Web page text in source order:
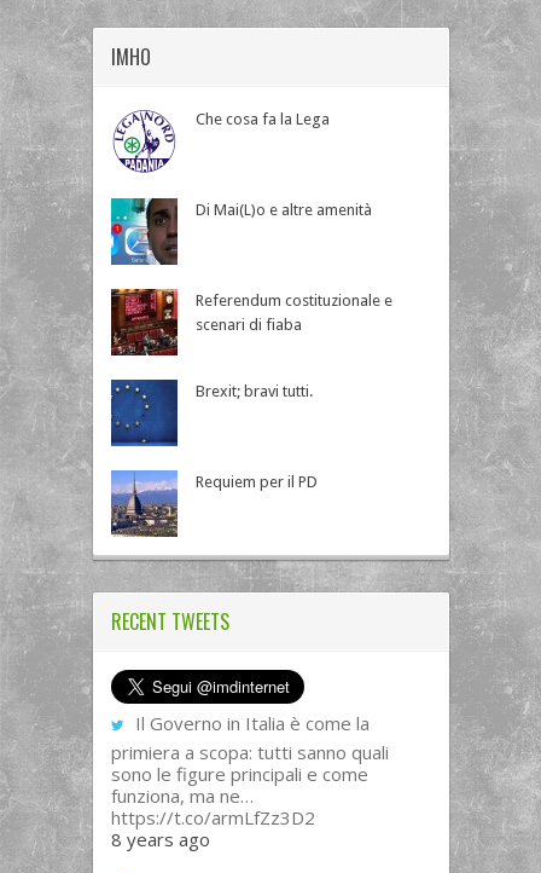
IMHO
Che cosa fa la Lega
Di Mai(L)o e altre amenità
Referendum costituzionale e
scenari di fiaba
Brexit; bravi tutti.
Requiem per il PD
RECENT TWEETS
Il Governo in Italia è come la
primiera a scopa: tutti sanno quali
sono le figure principali e come
funziona, ma ne…
https://t.co/armLfZz3D2
8 years ago